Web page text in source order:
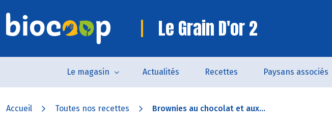
Le Grain D'or 2
Le magasin Actualités Recettes Paysans associés
Accueil Toutes nos recettes Brownies au chocolat et aux...